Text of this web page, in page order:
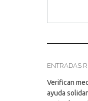
ENTRADAS
Verifican
ayuda